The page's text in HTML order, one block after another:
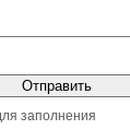
заполнения